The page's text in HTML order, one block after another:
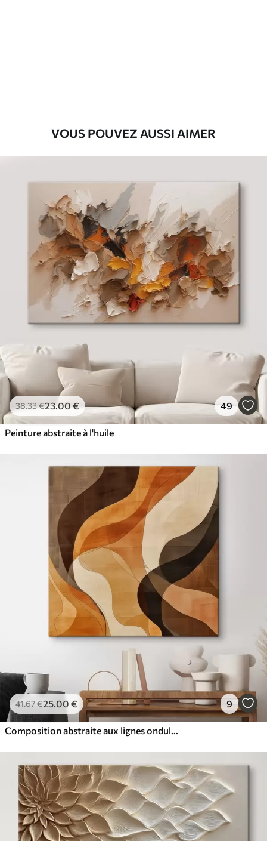
VOUS POUVEZ AUSSI AIMER
38.33€23.00€ 49
Peinture abstraite à l'huile
41.67€25.00 € 9
Composition abstraite aux lignes ondulées dynamiques, dans une palette de tons brun terre cuite